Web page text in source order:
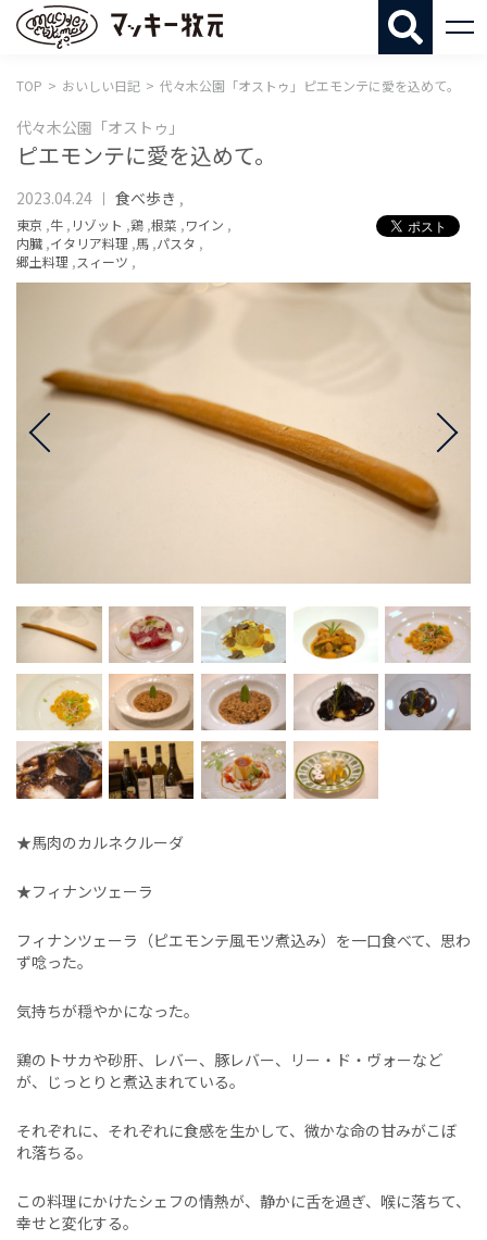
TOP おいしい日記 代々木公園「オストゥ」ピエモンテに愛を込めて。
代々木公園「オストゥ」
ピエモンテに愛を込めて。
2023.04.24 食べ歩き ,
東京 ,牛 , リゾット ,鶏 ,根菜 ,ワイン ,
内臓 ,イタリア料理 ,馬 ,パスタ ,
郷土料理 ,スィーツ ,
★馬肉のカルネクルーダ
★フィナンツェーラ
フィナンツェーラ（ピエモンテ風モツ煮込み）を一口食べて、思わ
ず唸った。
気持ちが穏やかになった。
鶏のトサカや砂肝、レバー、豚レバー、リー・ド・ヴォーなど
が、じっとりと煮込まれている。
それぞれに、それぞれに食感を生かして、微かな命の甘みがこぼ
れ落ちる。
この料理にかけたシェフの情熱が、静かに舌を過ぎ、喉に落ちて、
幸せと変化する。